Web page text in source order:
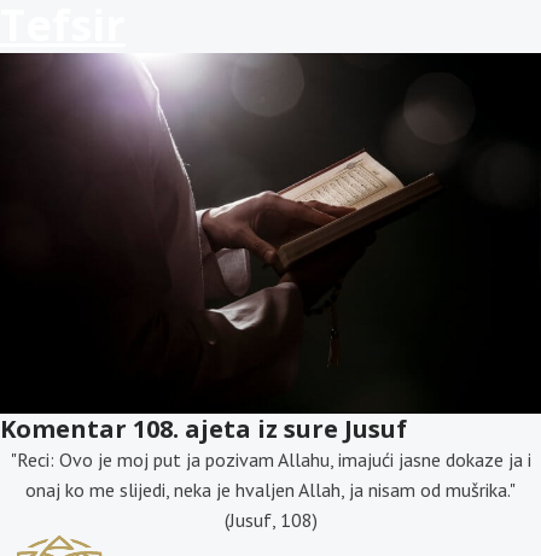
Komentar 108. ajeta iz sure Jusuf
"Reci: Ovo je moj put ja pozivam Allahu, imajući jasne dokaze ja i
onaj ko me slijedi, neka je hvaljen Allah, ja nisam od mušrika."
(Jusuf, 108)